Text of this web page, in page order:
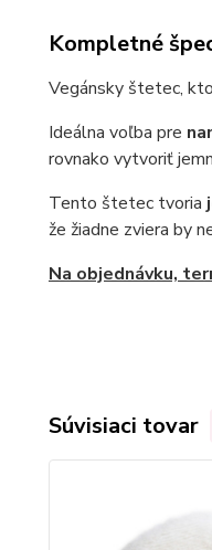
Kompletné
Vegánsky štetec,
Ideálna voľba pre
rovnako vytvoriť
Tento štetec tvoria
že žiadne zviera by
Na objednávku,
Súvisiaci tovar